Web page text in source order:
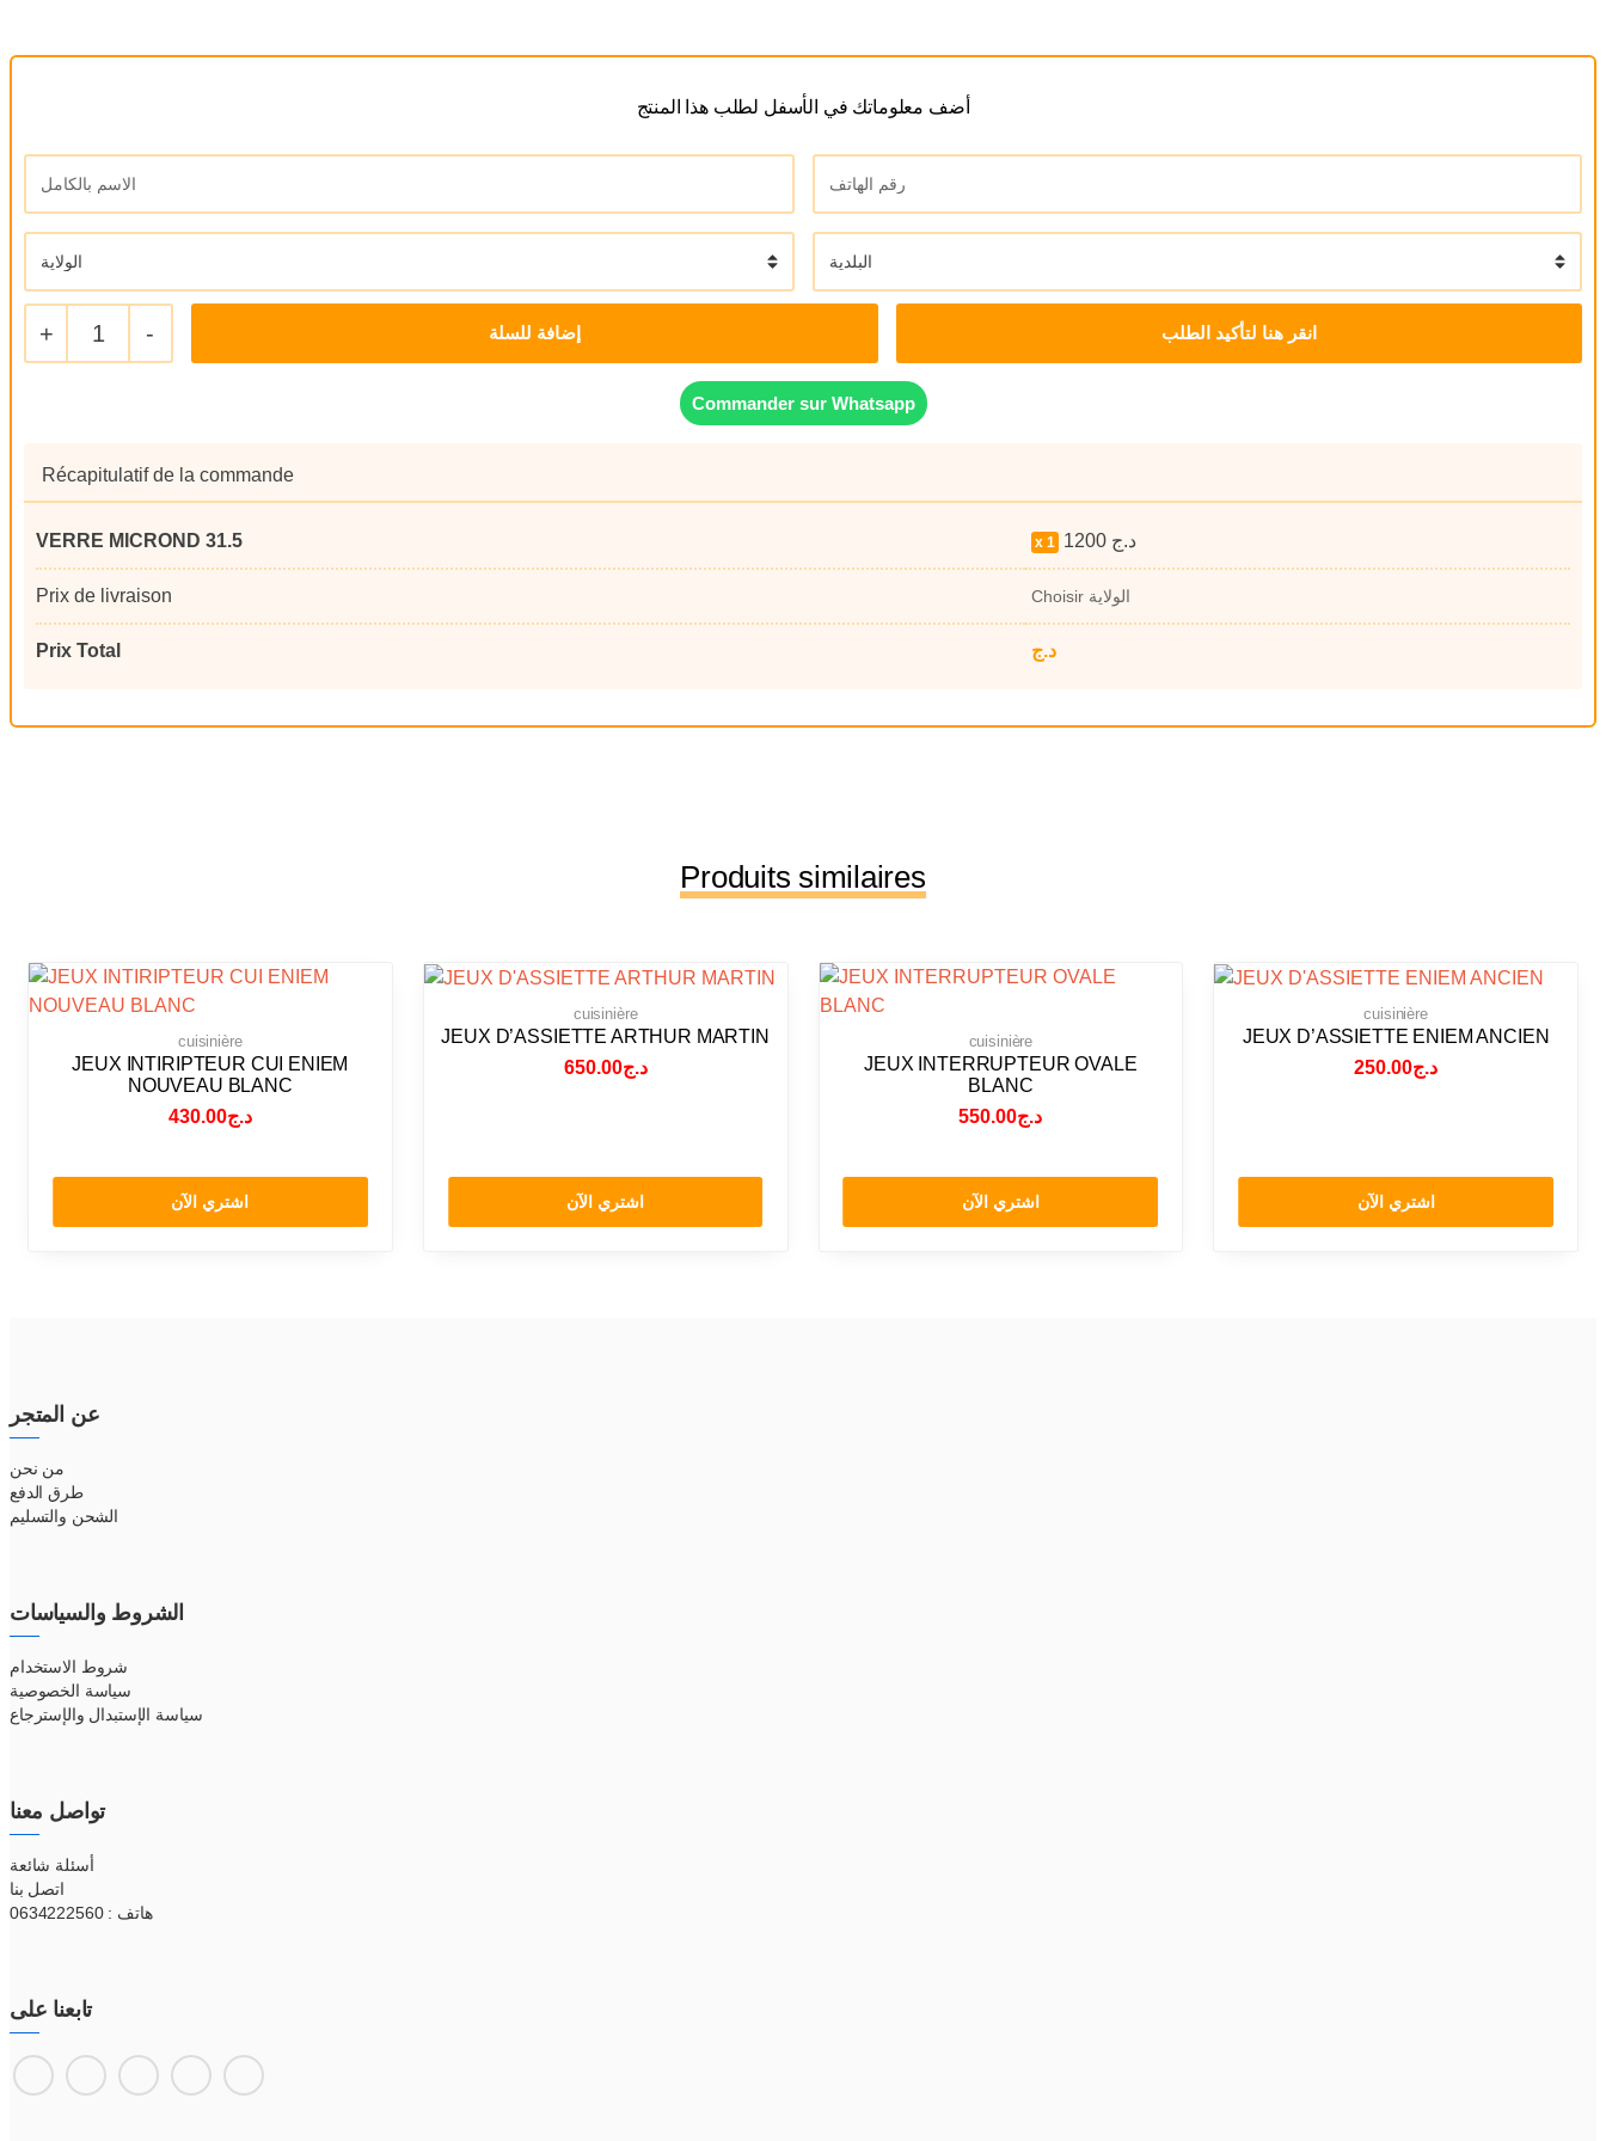
أضف معلوماتك في الأسفل لطلب هذا المنتج
+ 1 - إضافة للسلة
Commander sur Whatsapp
Récapitulatif de la commande
VERRE MICROND 31.5 1 1200 د.ج
Prix de livraison Choisir الولاية
Prix Total د.ج
Produits similaires
cuisinière
JEUX INTIRIPTEUR CUI ENIEM
NOUVEAU BLANC
د.ج430.00
اشتري الآن
cuisinière
JEUX D’ASSIETTE ARTHUR MARTIN
د.ج650.00
اشتري الآن
cuisinière
JEUX INTERRUPTEUR OVALE
BLANC
د.ج550.00
اشتري الآن
cuisinière
JEUX D’ASSIETTE ENIEM ANCIEN
د.ج250.00
اشتري الآن
عن المتجر
من نحن
طرق الدفع
الشحن والتسليم
الشروط والسياسات
شروط الاستخدام
سياسة الخصوصية
سياسة الإستبدال والإسترجاع
تواصل معنا
أسئلة شائعة
اتصل بنا
هاتف : 0634222560
تابعنا على